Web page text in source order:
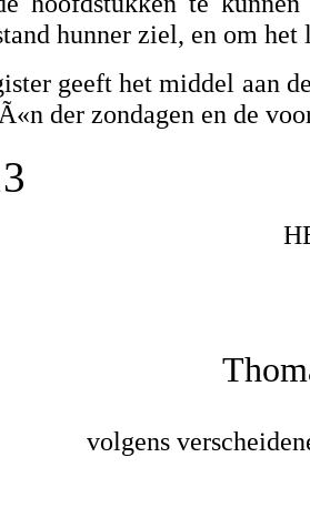
hunner ziel, en om
geeft het middel aan
der zondagen en de
volgens